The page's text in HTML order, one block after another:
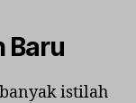
Baru
istilah